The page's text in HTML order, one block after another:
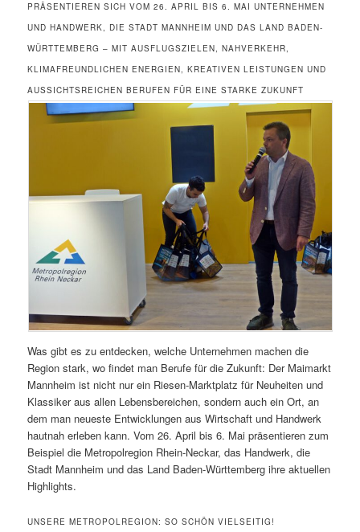
RÄSENTIEREN SICH VOM 26. APRIL BIS 6. MAI UNTERNEHMEN U
ND HANDWERK, DIE STADT MANNHEIM UND DAS LAND BADEN-W
ÜRTTEMBERG – MIT AUSFLUGSZIELEN, NAHVERKEHR, K
LIMAFREUNDLICHEN ENERGIEN, KREATIVEN LEISTUNGEN UND A
USSICHTSREICHEN BERUFEN FÜR EINE STARKE ZUKUNFT
Was gibt es zu entdecken, welche Unternehmen machen die
Region stark, wo findet man Berufe für die Zukunft: Der Maimarkt
Mannheim ist nicht nur ein Riesen-Marktplatz für Neuheiten und
Klassiker aus allen Lebensbereichen, sondern auch ein Ort, an
dem man neueste Entwicklungen aus Wirtschaft und Handwerk
hautnah erleben kann. Vom 26. April bis 6. Mai präsentieren zum
Beispiel die Metropolregion Rhein-Neckar, das Handwerk, die
Stadt Mannheim und das Land Baden-Württemberg ihre aktuellen
Highlights.
UNSERE METROPOLREGION: SO SCHÖN VIELSEITIG!